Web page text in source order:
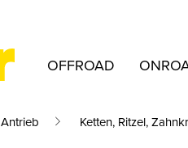
OFFROAD
Antrieb Ketten, Ritzel,